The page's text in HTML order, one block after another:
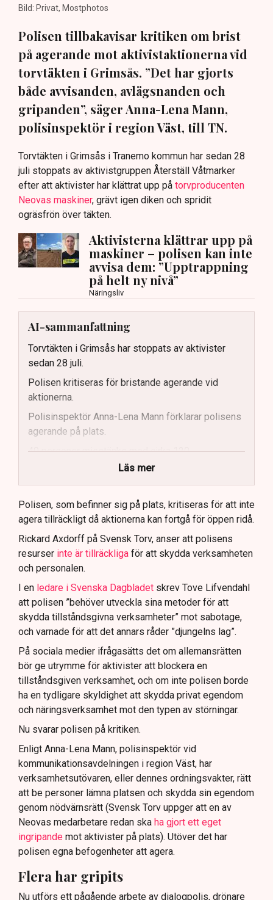
Bild: Privat, Mostphotos
Polisen tillbakavisar kritiken om brist
på agerande mot aktivistaktionerna vid
torvtäkten i Grimsås. ”Det har gjorts
både avvisanden, avlägsnanden och
gripanden”, säger Anna-Lena Mann,
polisinspektör i region Väst, till TN.
Torvtäkten i Grimsås i Tranemo kommun har sedan 28
juli stoppats av aktivistgruppen Återställ Våtmarker
efter att aktivister har klättrat upp på torvproducenten
Neovas maskiner, grävt igen diken och spridit
ogräsfrön över täkten.
Aktivisterna klättrar upp på
maskiner – polisen kan inte
avvisa dem: ”Upptrappning
på helt ny nivå”
Näringsliv
AI-sammanfattning
Torvtäkten i Grimsås har stoppats av aktivister
sedan 28 juli.
Polisen kritiseras för bristande agerande vid
aktionerna.
Polisinspektör Anna-Lena Mann förklarar polisens
agerande på plats.
40 personer misstänks med cirka 120
brottsmisstankar kopplade.
Polisen använder drönare och uniformerad polis
för att dokumentera bevis.
Samtidigt är polisarbetet komplext när det gäller
att navigera juridiska rättigheter och gränser.
Läs mer
Polisen, som befinner sig på plats, kritiseras för att inte
agera tillräckligt då aktionerna kan fortgå för öppen ridå.
Rickard Axdorff på Svensk Torv, anser att polisens
resurser inte är tillräckliga för att skydda verksamheten
och personalen.
I en ledare i Svenska Dagbladet skrev Tove Lifvendahl
att polisen ”behöver utveckla sina metoder för att
skydda tillståndsgivna verksamheter” mot sabotage,
och varnade för att det annars råder ”djungelns lag”.
På sociala medier ifrågasätts det om allemansrätten
bör ge utrymme för aktivister att blockera en
tillståndsgiven verksamhet, och om inte polisen borde
ha en tydligare skyldighet att skydda privat egendom
och näringsverksamhet mot den typen av störningar.
Nu svarar polisen på kritiken.
Enligt Anna-Lena Mann, polisinspektör vid
kommunikationsavdelningen i region Väst, har
verksamhetsutövaren, eller dennes ordningsvakter, rätt
att be personer lämna platsen och skydda sin egendom
genom nödvärnsrätt (Svensk Torv uppger att en av
Neovas medarbetare redan ska ha gjort ett eget
ingripande mot aktivister på plats). Utöver det har
polisen egna befogenheter att agera.
Flera har gripits
Nu utförs ett pågående arbete av dialogpolis, drönare